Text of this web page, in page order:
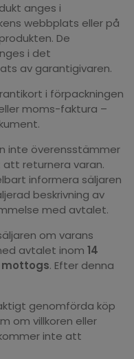
anges i
webbplats eller på
De
i det
av garantigivaren.
i förpackningen
moms-faktura –
inte överensstämmer
returnera varan.
informera säljaren
beskrivning av
med avtalet.
om varans
avtalet inom 14
. Efter denna
genomförda köp
om villkoren eller
inte att